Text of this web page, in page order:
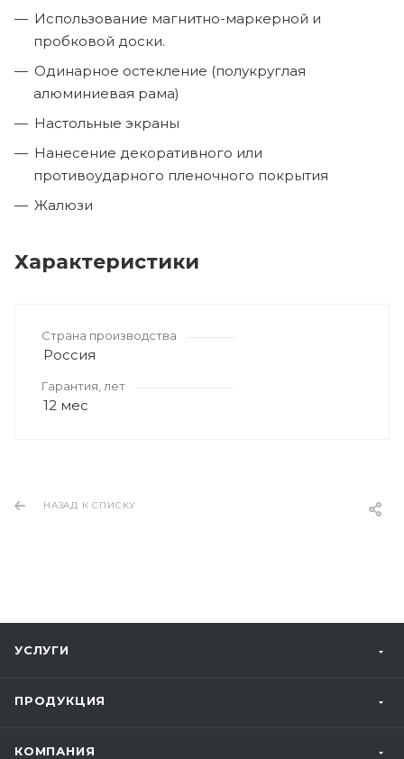
Использование магнитно-маркерной и
пробковой доски.
Одинарное остекление (полукруглая
алюминиевая рама)
Настольные экраны
Нанесение декоративного или
противоударного пленочного покрытия
Жалюзи
Характеристики
Страна производства
Россия
Гарантия, лет
12 мес
НАЗАД К СПИСКУ
УСЛУГИ
ПРОДУКЦИЯ
КОМПАНИЯ